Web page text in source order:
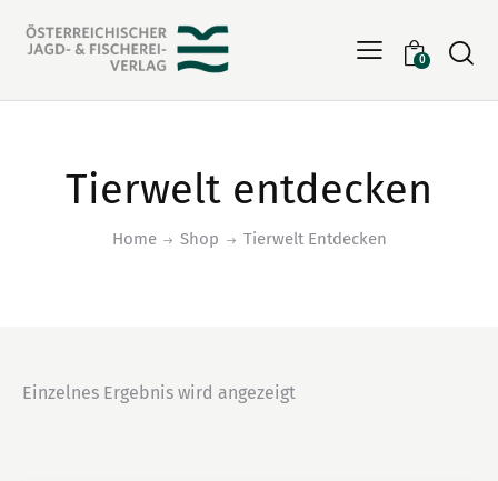
0
Tierwelt entdecken
Home Shop Tierwelt Entdecken
Einzelnes Ergebnis wird angezeigt